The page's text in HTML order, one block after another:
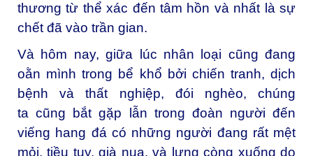
thương từ thể xác đến tâm hồn và nhất là sự
chết đã vào trần gian.
Và hôm nay, giữa lúc nhân loại cũng đang
oằn mình trong bể khổ bởi chiến tranh, dịch
bệnh và thất nghiệp, đói nghèo, chúng
ta cũng bắt gặp lẫn trong đoàn người đến
viếng hang đá có những người đang rất mệt
mỏi, tiều tụy, già nua, và lưng còng xuống do